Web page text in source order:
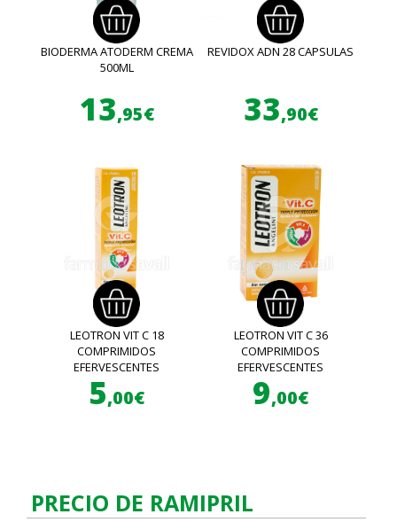
BIODERMA ATODERM CREMA
500ML
13,95€
REVIDOX ADN 28 CAPSULAS
33,90€
LEOTRON VIT C 18
COMPRIMIDOS
EFERVESCENTES
5,00€
LEOTRON VIT C 36
COMPRIMIDOS
EFERVESCENTES
9,00€
PRECIO DE RAMIPRIL